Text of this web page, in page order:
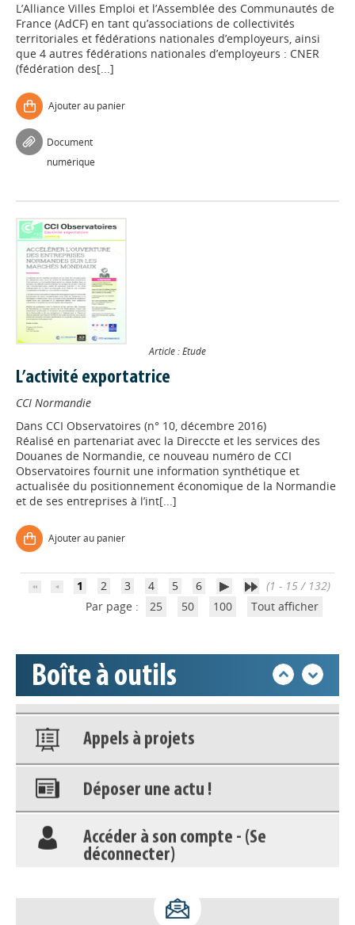
L’Alliance Villes Emploi et l’Assemblée des Communautés de
France (AdCF) en tant qu’associations de collectivités
territoriales et fédérations nationales d’employeurs, ainsi
que 4 autres fédérations nationales d’employeurs : CNER
(fédération des[...]
Ajouter au panier
Document
numérique
Article : Etude
L’activité exportatrice
CCI Normandie
Dans CCI Observatoires (n° 10, décembre 2016)
Réalisé en partenariat avec la Direccte et les services des
Douanes de Normandie, ce nouveau numéro de CCI
Observatoires fournit une information synthétique et
actualisée du positionnement économique de la Normandie
et de ses entreprises à l’int[...]
Ajouter au panier
1 2 3 4 5 6
(1 - 15 / 132)
Par page :
25 50 100 Tout afficher
Boîte à outils
Appels à projets
déconnecter)
Nos veilles Scoop.it
Appels à projets
Déposer une actu !
Accéder à son compte - (Se
déconnecter)